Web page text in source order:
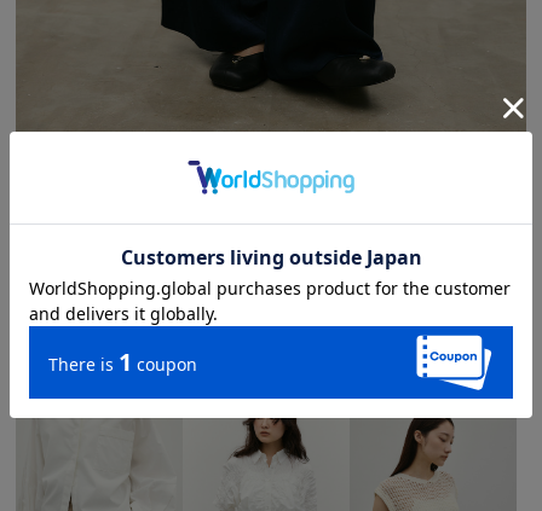
おすすめアイテム